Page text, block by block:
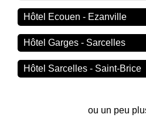
Hôtel Ecouen - Ezanville
Hôtel Garges - Sarcelles
Hôtel Sarcelles - Saint-Brice
ou un peu